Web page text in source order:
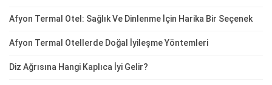
Afyon Termal Otel: Sağlık Ve Dinlenme İçin Harika Bir Seçenek
Afyon Termal Otellerde Doğal İyileşme Yöntemleri
Diz Ağrısına Hangi Kaplıca İyi Gelir?